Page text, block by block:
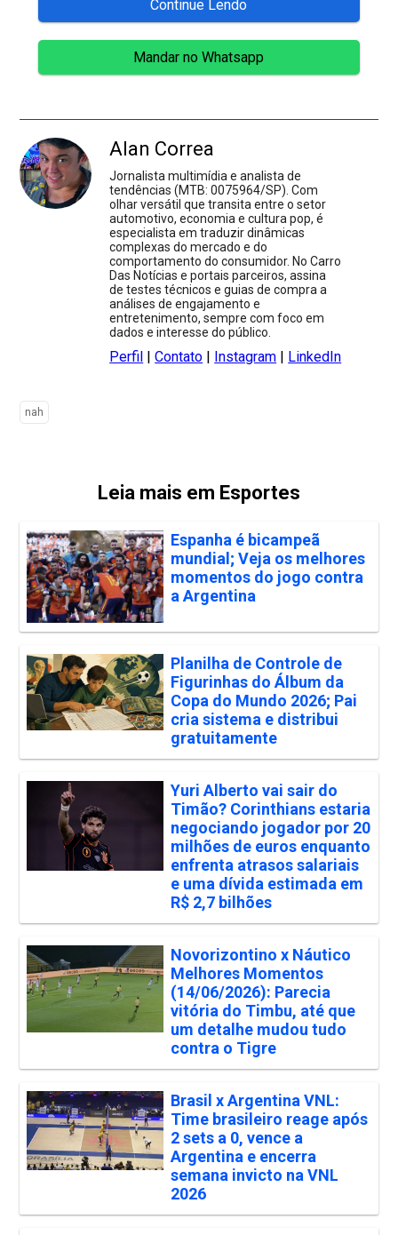
Continue Lendo
Mandar no Whatsapp
Alan Correa
Jornalista multimídia e analista de
tendências (MTB: 0075964/SP). Com
olhar versátil que transita entre o setor
automotivo, economia e cultura pop, é
especialista em traduzir dinâmicas
complexas do mercado e do
comportamento do consumidor. No Carro
Das Notícias e portais parceiros, assina
de testes técnicos e guias de compra a
análises de engajamento e
entretenimento, sempre com foco em
dados e interesse do público.
Perfil |Contato | Instagram | LinkedIn
nah
Leia mais em Esportes
Espanha é bicampeã
mundial; Veja os melhores
momentos do jogo contra
a Argentina
Planilha de Controle de
Figurinhas do Álbum da
Copa do Mundo 2026; Pai
cria sistema e distribui
gratuitamente
Yuri Alberto vai sair do
Timão? Corinthians estaria
negociando jogador por 20
milhões de euros enquanto
enfrenta atrasos salariais
e uma dívida estimada em
R$ 2,7 bilhões
Novorizontino x Náutico
Melhores Momentos
(14/06/2026): Parecia
vitória do Timbu, até que
um detalhe mudou tudo
contra o Tigre
Brasil x Argentina VNL:
Time brasileiro reage após
2 sets a 0, vence a
Argentina e encerra
semana invicto na VNL
2026